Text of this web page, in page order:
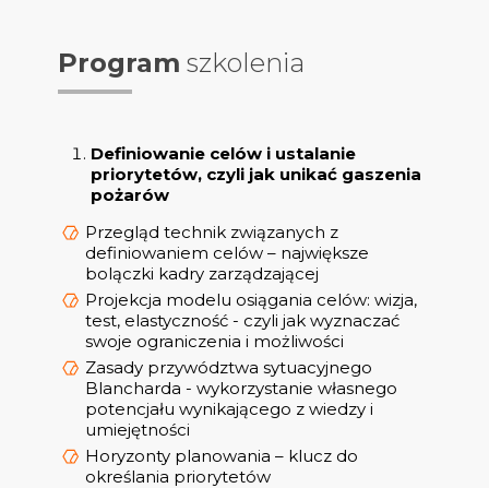
Program szkolenia
Definiowanie celów i ustalanie
priorytetów, czyli jak unikać gaszenia
pożarów
Przegląd technik związanych z
definiowaniem celów – największe
bolączki kadry zarządzającej
Projekcja modelu osiągania celów: wizja,
test, elastyczność - czyli jak wyznaczać
swoje ograniczenia i możliwości
Zasady przywództwa sytuacyjnego
Blancharda - wykorzystanie własnego
potencjału wynikającego z wiedzy i
umiejętności
Horyzonty planowania – klucz do
określania priorytetów